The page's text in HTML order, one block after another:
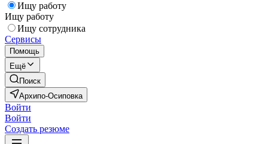
Ищу работу
Ищу работу
Ищу сотрудника
Сервисы
Помощь
Ещё
Поиск
Архипо-Осиповка
Войти
Войти
Создать резюме